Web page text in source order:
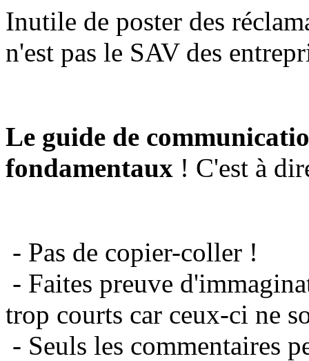
Inutile de poster des
n'est pas le SAV des
Le guide de
fondamentaux ! C'est à
- Pas de copier-coller !
- Faites preuve
trop courts car ceux-ci ne
- Seuls les commentaires